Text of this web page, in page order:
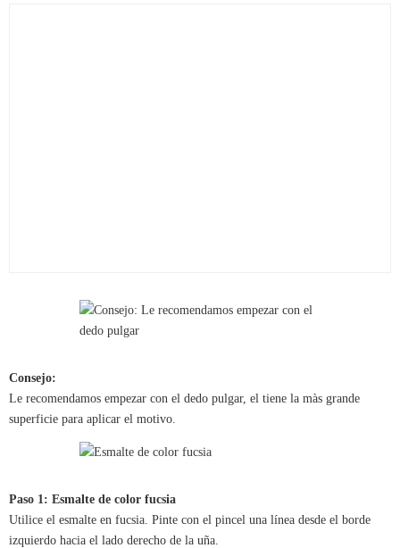
Consejo:
Le recomendamos empezar con el dedo pulgar, el tiene la màs grande
superficie para aplicar el motivo.
Paso 1: Esmalte de color fucsia
Utilice el esmalte en fucsia. Pinte con el pincel una línea desde el borde
izquierdo hacia el lado derecho de la uña.